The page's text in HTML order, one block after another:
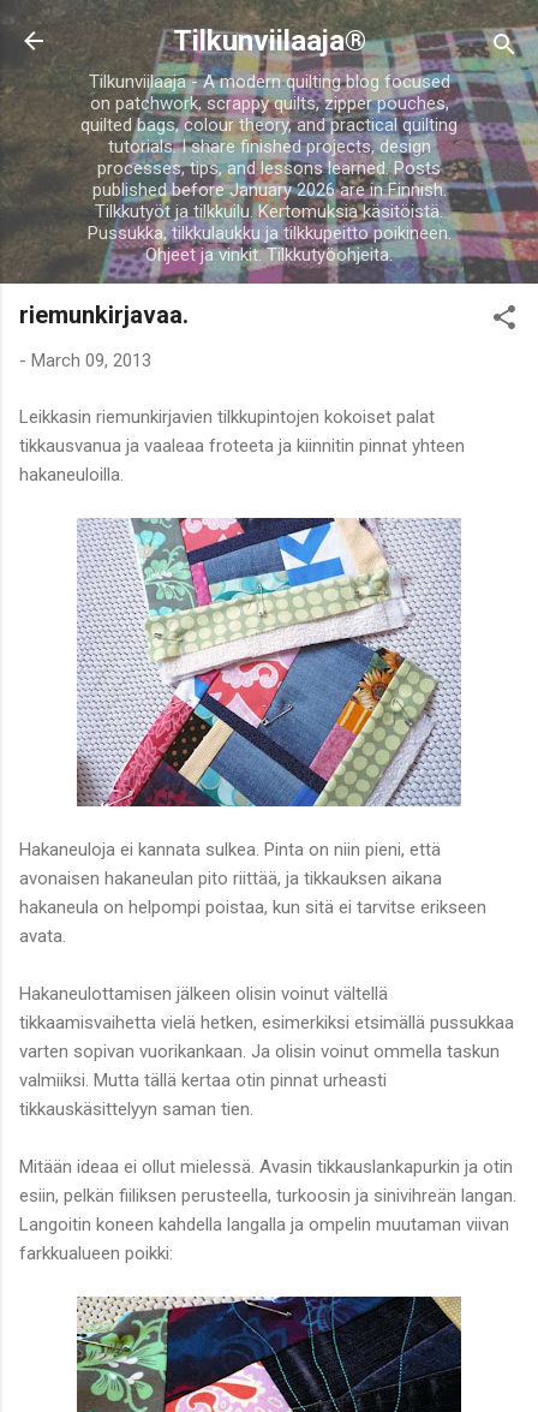
Skip to main content
Tilkunviilaaja®
Tilkunviilaaja - A modern quilting blog focused
on patchwork, scrappy quilts, zipper pouches,
quilted bags, colour theory, and practical quilting
tutorials. I share finished projects, design
processes, tips, and lessons learned. Posts
published before January 2026 are in Finnish.
Tilkkutyöt ja tilkkuilu. Kertomuksia käsitöistä.
Pussukka, tilkkulaukku ja tilkkupeitto poikineen.
Ohjeet ja vinkit. Tilkkutyöohjeita.
riemunkirjavaa.
- March 09, 2013
Leikkasin riemunkirjavien tilkkupintojen kokoiset palat
tikkausvanua ja vaaleaa froteeta ja kiinnitin pinnat yhteen
hakaneuloilla.
Hakaneuloja ei kannata sulkea. Pinta on niin pieni, että
avonaisen hakaneulan pito riittää, ja tikkauksen aikana
hakaneula on helpompi poistaa, kun sitä ei tarvitse erikseen
avata.
Hakaneulottamisen jälkeen olisin voinut vältellä
tikkaamisvaihetta vielä hetken, esimerkiksi etsimällä pussukkaa
varten sopivan vuorikankaan. Ja olisin voinut ommella taskun
valmiiksi. Mutta tällä kertaa otin pinnat urheasti
tikkauskäsittelyyn saman tien.
Mitään ideaa ei ollut mielessä. Avasin tikkauslankapurkin ja otin
esiin, pelkän fiiliksen perusteella, turkoosin ja sinivihreän langan.
Langoitin koneen kahdella langalla ja ompelin muutaman viivan
farkkualueen poikki: